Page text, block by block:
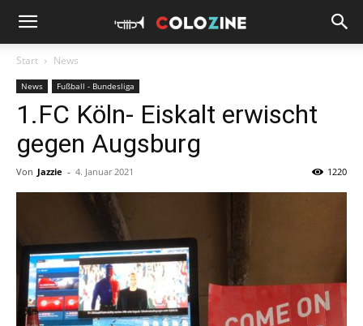
Start News
News Fußball - Bundesliga
1.FC Köln- Eiskalt erwischt
gegen Augsburg
Von Jazzie - 4. Januar 2021 1220